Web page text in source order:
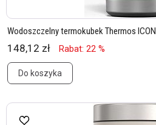
Wodoszczelny termokubek Thermos
148,12 zł Rabat: 22 %
Do koszyka